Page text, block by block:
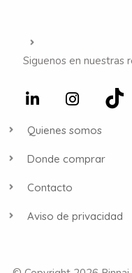
Siguenos en nuestras
Quienes somos
Donde comprar
Contacto
Aviso de privacidad